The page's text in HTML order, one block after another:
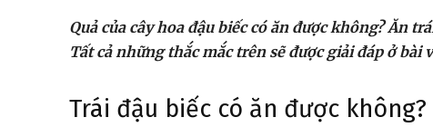
Quả của cây hoa đậu biếc có ăn được không? Ăn
Tất cả những thắc mắc trên sẽ được giải đáp ở bài
Trái đậu biếc có ăn được không?